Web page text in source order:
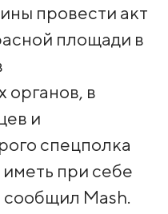
провести акт
площади в
органов, в
и
спецполка
при себе
Mash.